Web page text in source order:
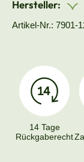
Hersteller:
Artikel-Nr.: 7901-
14 Tage
Rückgaberecht